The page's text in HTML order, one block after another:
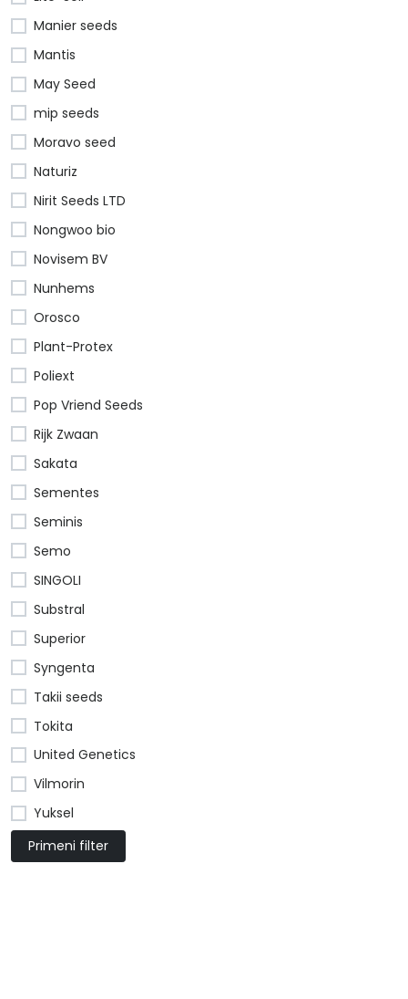
Manier seeds
Mantis
May Seed
mip seeds
Moravo seed
Naturiz
Nirit Seeds LTD
Nongwoo bio
Novisem BV
Nunhems
Orosco
Plant-Protex
Poliext
Pop Vriend Seeds
Rijk Zwaan
Sakata
Sementes
Seminis
Semo
SINGOLI
Substral
Superior
Syngenta
Takii seeds
Tokita
United Genetics
Vilmorin
Yuksel
Primeni filter